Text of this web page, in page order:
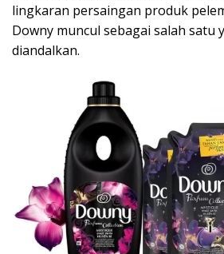
lingkaran persaingan produk
Downy muncul sebagai salah satu
diandalkan.